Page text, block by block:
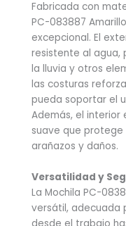
Fabricada con
PC-083887
excepcional. El
resistente al agua,
la lluvia y otros
las costuras
pueda soportar el
Además, el
suave que
arañazos y daños.
Versatilidad y
La Mochila PC-
versátil, adecuada